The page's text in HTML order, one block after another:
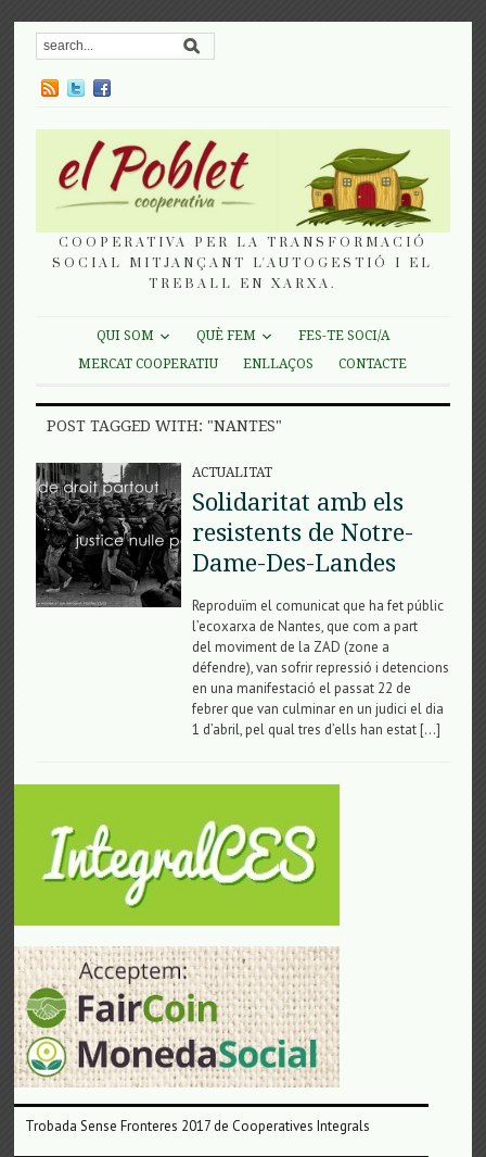
COOPERATIVA PER LA TRANSFORMACIÓ
SOCIAL MITJANÇANT L'AUTOGESTIÓ I EL
TREBALL EN XARXA.
QUI SOM QUÈ FEM
FES-TE SOCI/A
MERCAT COOPERATIU
ENLLAÇOS CONTACTE
POST TAGGED WITH: "NANTES"
ACTUALITAT
Solidaritat amb els
resistents de Notre-
Dame-Des-Landes
Reproduïm el comunicat que ha fet públic
l’ecoxarxa de Nantes, que com a part
del moviment de la ZAD (zone a
défendre), van sofrir repressió i detencions
en una manifestació el passat 22 de
febrer que van culminar en un judici el dia
1 d’abril, pel qual tres d’ells han estat […]
Trobada Sense Fronteres 2017 de Cooperatives Integrals